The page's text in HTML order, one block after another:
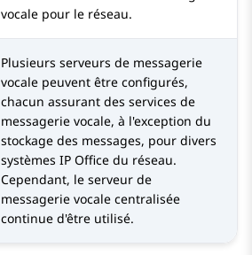
vocale pour le réseau.
Plusieurs serveurs de messagerie
vocale peuvent être configurés,
chacun assurant des services de
messagerie vocale, à l'exception du
stockage des messages, pour divers
systèmes IP Office du réseau.
Cependant, le serveur de
messagerie vocale centralisée
continue d'être utilisé.